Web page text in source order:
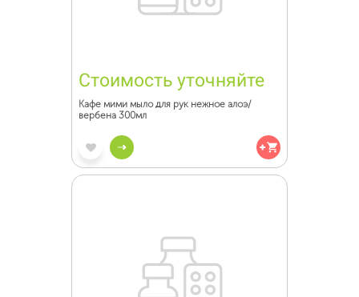
Стоимость уточняйте
Кафе мими мыло для рук нежное алоэ/
вербена 300мл